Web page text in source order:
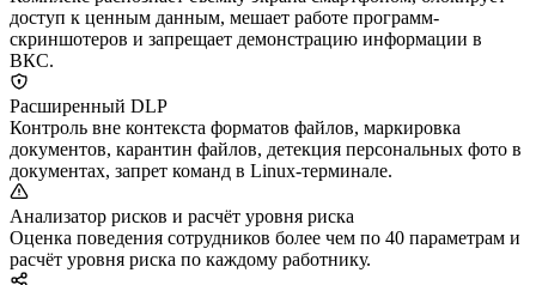
доступ к ценным данным, мешает работе программ-
скриншотеров и запрещает демонстрацию информации в
ВКС.
Расширенный DLP
Контроль вне контекста форматов файлов, маркировка
документов, карантин файлов, детекция персональных фото в
документах, запрет команд в Linux-терминале.
Анализатор рисков и расчёт уровня риска
Оценка поведения сотрудников более чем по 40 параметрам и
расчёт уровня риска по каждому работнику.